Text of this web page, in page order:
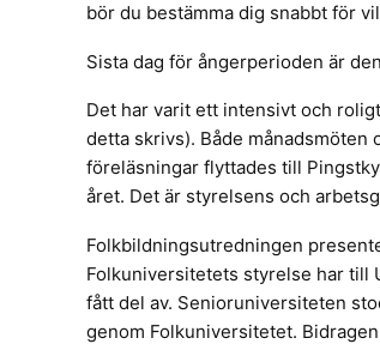
bör du bestämma dig snabbt för
Sista dag för ångerperioden är
Det har varit ett intensivt och
detta skrivs). Både
föreläsningar flyttades till
året. Det är styrelsens och
Folkbildningsutredningen
Folkuniversitetets styrelse har till
fått del av. Senioruniversiteten
genom Folkuniversitetet.